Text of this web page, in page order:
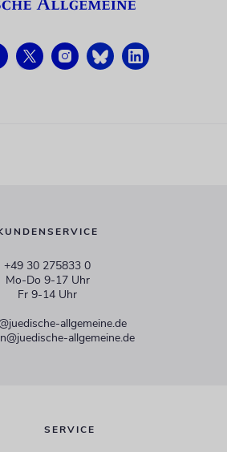
+49 30 275833 0
Mo-Do 9-17 Uhr
Fr 9-14 Uhr
allgemeine.de
allgemeine.de
SERVICE